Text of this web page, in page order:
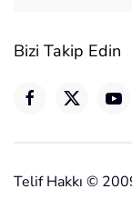
Bizi Takip Edin
Telif Hakkı ©